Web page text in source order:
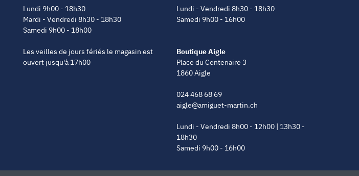
Lundi 9h00 - 18h30
Mardi - Vendredi 8h30 - 18h30
Samedi 9h00 - 18h00
Les veilles de jours fériés le magasin est
ouvert jusqu'à 17h00
Lundi - Vendredi 8h30 - 18h30
Samedi 9h00 - 16h00
Boutique Aigle
Place du Centenaire 3
1860 Aigle
024 468 68 69
aigle@amiguet-martin.ch
Lundi - Vendredi 8h00 - 12h00 | 13h30 -
18h30
Samedi 9h00 - 16h00